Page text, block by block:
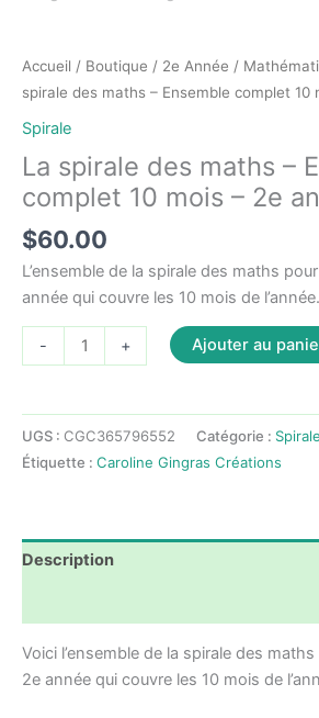
Accueil / Boutique / 2e Année /
spirale des maths – Ensemble complet 10
Spirale
La spirale des maths –
complet 10 mois – 2e
$60.00
L’ensemble de la spirale des maths
année qui couvre les 10 mois de l’année.
-
de
spirale
des
maths
complet
-
2e
année
+ Ajouter au
UGS : CGC365796552 Catégorie : Spirale
Étiquette : Caroline Gingras Créations
Description
Voici l’ensemble de la spirale des
2e année qui couvre les 10 mois de